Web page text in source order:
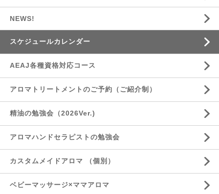
NEWS!
スケジュールカレンダー
AEAJ各種資格対応コース
アロマトリートメントのご予約（ご紹介制）
精油の勉強会（2026Ver.)
アロマハンドセラピストの勉強会
カスタムメイドアロマ （個別）
ベビーマッサージ×ママアロマ